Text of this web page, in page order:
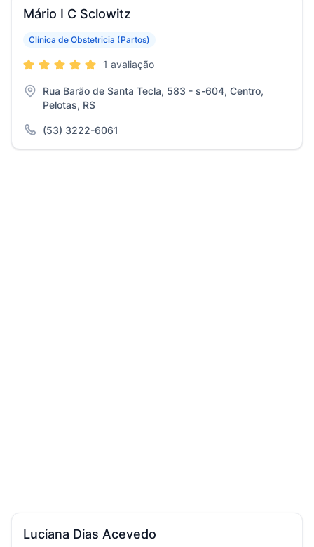
Mário I C Sclowitz
Clínica de Obstetricia (Partos)
1 avaliação
Rua Barão de Santa Tecla, 583 - s-604, Centro,
Pelotas, RS
(53) 3222-6061
Luciana Dias Acevedo